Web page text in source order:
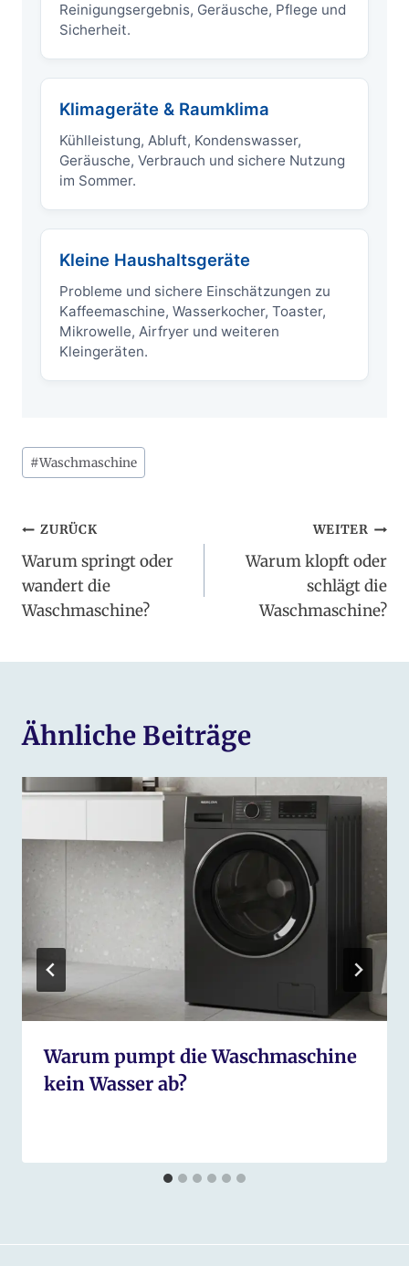
Reinigungsergebnis, Geräusche, Pflege und
Sicherheit.
Klimageräte & Raumklima
Kühlleistung, Abluft, Kondenswasser,
Geräusche, Verbrauch und sichere Nutzung
im Sommer.
Kleine Haushaltsgeräte
Probleme und sichere Einschätzungen zu
Kaffeemaschine, Wasserkocher, Toaster,
Mikrowelle, Airfryer und weiteren
Kleingeräten.
Schlagworte:
#Waschmaschine
Beitragsnavigation
ZURÜCK
Warum springt oder
wandert die
Waschmaschine?
WEITER
Warum klopft oder
schlägt die
Waschmaschine?
Ähnliche Beiträge
Warum pumpt die Waschmaschine
kein Wasser ab?